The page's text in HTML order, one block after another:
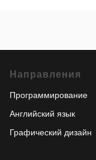
Направления
Программирование
Английский язык
Графический дизайн